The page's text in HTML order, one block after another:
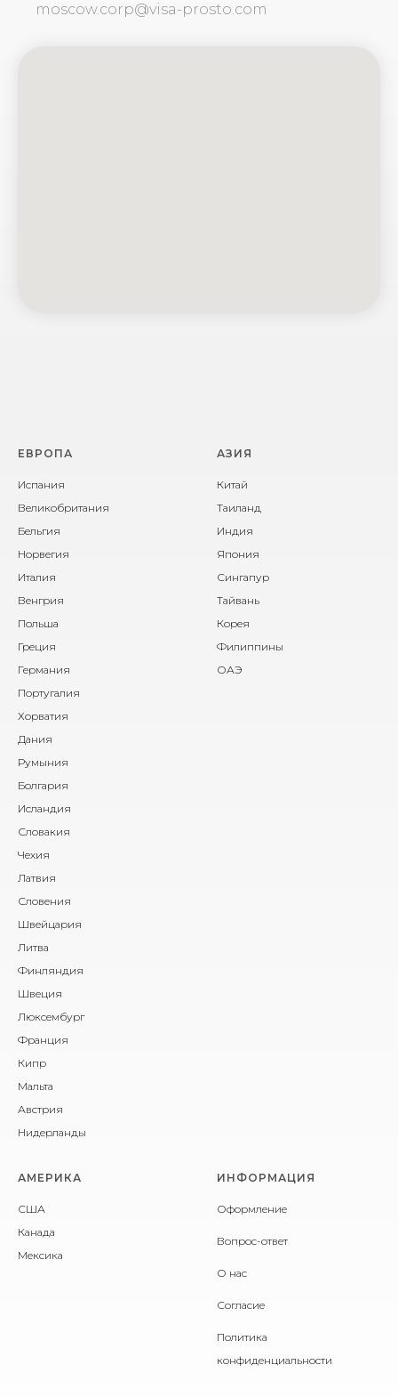
moscow.corp@visa-prosto.com
ЕВРОПА
Испания
Великобритания
Бельгия
Норвегия
Италия
Венгрия
Польша
Греция
Германия
Португалия
Хорватия
Дания
Румыния
Болгария
Исландия
Словакия
Чехия
Латвия
Словения
Швейцария
Литва
Финляндия
Швеция
Люксембург
Франция
Кипр
Мальта
Австрия
Нидерланды
АЗИЯ
Китай
Таиланд
Индия
Япония
Сингапур
Тайвань
Корея
Филиппины
ОАЭ
АМЕРИКА
США
Канада
Мексика
ИНФОРМАЦИЯ
Оформление
Вопрос-ответ
О нас
Согласие
Политика
конфиденциальности